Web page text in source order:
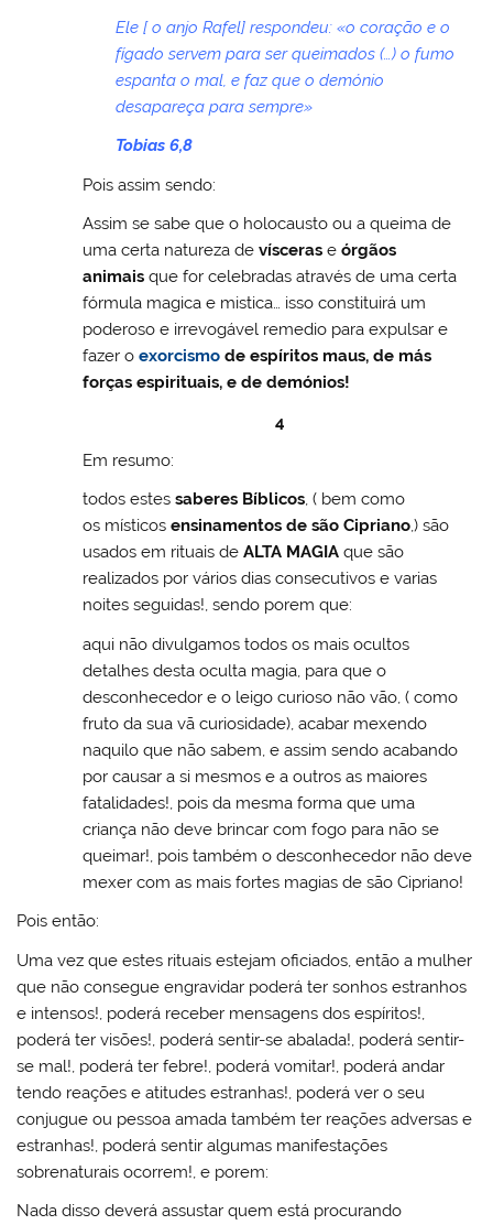
Ele [ o anjo Rafel] respondeu: «o coração e o
fígado servem para ser queimados (…) o fumo
espanta o mal, e faz que o demónio
desapareça para sempre»
Tobias 6,8
Pois assim sendo:
Assim se sabe que o holocausto ou a queima de
uma certa natureza devísceras eórgãos
animais que for celebradas através de uma certa
fórmula magica e mistica… isso constituirá um
poderoso e irrevogável remedio para expulsar e
fazer oexorcismo de espíritos maus, de más
forças espirituais, e de demónios!
4
Em resumo:
todos estessaberes Bíblicos, ( bem como
os místicosensinamentos de são Cipriano,) são
usados em rituais deALTA MAGIA que são
realizados por vários dias consecutivos e varias
noites seguidas!, sendo porem que:
aqui não divulgamos todos os mais ocultos
detalhes desta oculta magia, para que o
desconhecedor e o leigo curioso não vão, ( como
fruto da sua vã curiosidade), acabar mexendo
naquilo que não sabem, e assim sendo acabando
por causar a si mesmos e a outros as maiores
fatalidades!, pois da mesma forma que uma
criança não deve brincar com fogo para não se
queimar!, pois também o desconhecedor não deve
mexer com as mais fortes magias de são Cipriano!
Pois então:
Uma vez que estes rituais estejam oficiados, então a mulher
que não consegue engravidar poderá ter sonhos estranhos
e intensos!, poderá receber mensagens dos espíritos!,
poderá ter visões!, poderá sentir-se abalada!, poderá sentir-
se mal!, poderá ter febre!, poderá vomitar!, poderá andar
tendo reações e atitudes estranhas!, poderá ver o seu
conjugue ou pessoa amada também ter reações adversas e
estranhas!, poderá sentir algumas manifestações
sobrenaturais ocorrem!, e porem:
Nada disso deverá assustar quem está procurando